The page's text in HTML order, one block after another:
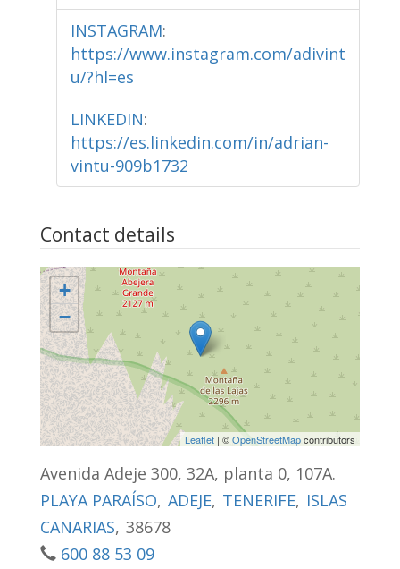
INSTAGRAM:
https://www.instagram.com/adivint
u/?hl=es
LINKEDIN:
https://es.linkedin.com/in/adrian-
vintu-909b1732
Contact details
+
−
Leaflet | ©OpenStreetMapcontributors
Avenida Adeje 300, 32A, planta 0, 107A.
PLAYA PARAÍSO, ADEJE, TENERIFE, ISLAS
CANARIAS, 38678
600 88 53 09